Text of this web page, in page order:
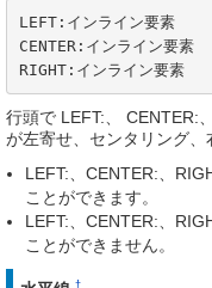
LEFT:インライン要素
CENTER:インライン要素
RIGHT:インライン要素
行頭で LEFT:、 CENTER:
が左寄せ、センタリング、
LEFT:、CENTER:、
ことができます。
LEFT:、CENTER:、
ことができません。
†